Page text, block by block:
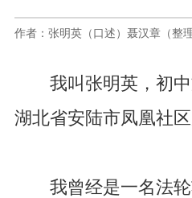
作者：张明英（口述）聂汉章（整理
我叫张明英，初中
湖北省安陆市凤凰社区
我曾经是一名法轮